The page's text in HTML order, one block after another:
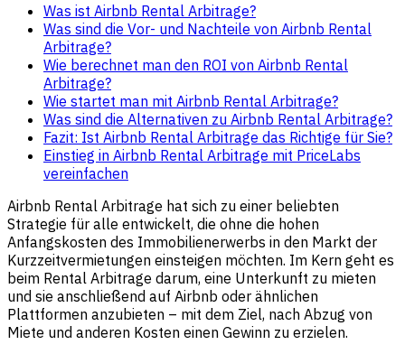
Was ist Airbnb Rental Arbitrage?
Was sind die Vor- und Nachteile von Airbnb Rental
Arbitrage?
Wie berechnet man den ROI von Airbnb Rental
Arbitrage?
Wie startet man mit Airbnb Rental Arbitrage?
Was sind die Alternativen zu Airbnb Rental Arbitrage?
Fazit: Ist Airbnb Rental Arbitrage das Richtige für Sie?
Einstieg in Airbnb Rental Arbitrage mit PriceLabs
vereinfachen
Airbnb Rental Arbitrage hat sich zu einer beliebten
Strategie für alle entwickelt, die ohne die hohen
Anfangskosten des Immobilienerwerbs in den Markt der
Kurzzeitvermietungen einsteigen möchten. Im Kern geht es
beim Rental Arbitrage darum, eine Unterkunft zu mieten
und sie anschließend auf Airbnb oder ähnlichen
Plattformen anzubieten – mit dem Ziel, nach Abzug von
Miete und anderen Kosten einen Gewinn zu erzielen.